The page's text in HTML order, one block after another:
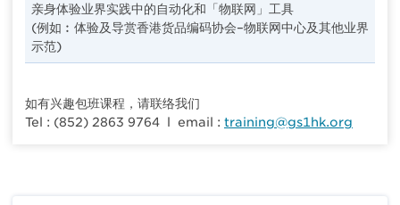
亲身体验业界实践中的自动化和「物联网」工具
(例如︰体验及导赏香港货品编码协会–物联网中心及其他业界
示范)
如有兴趣包班课程，请联络我们
Tel : (852) 2863 9764 l email : training@gs1hk.org